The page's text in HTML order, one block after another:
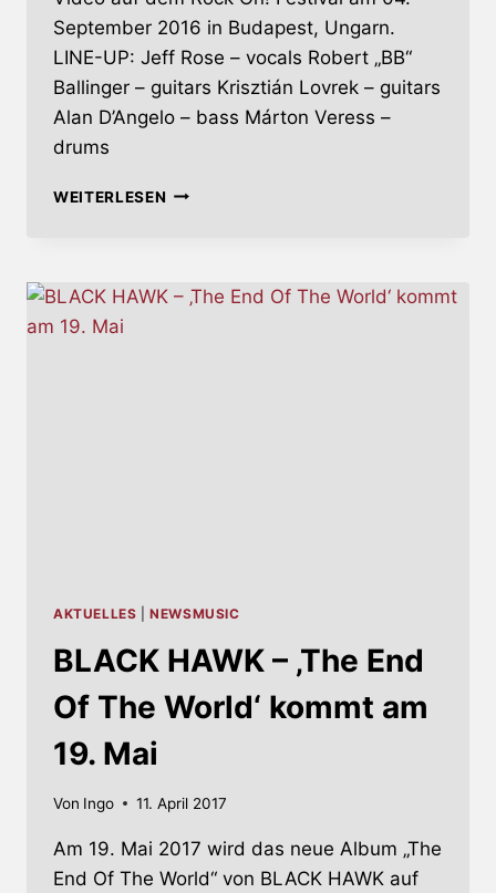
September 2016 in Budapest, Ungarn.
LINE-UP: Jeff Rose – vocals Robert „BB“
Ballinger – guitars Krisztián Lovrek – guitars
Alan D’Angelo – bass Márton Veress –
drums
WEITERLESENPOWER
SINGLE
AKTUELLES |NEWSMUSIC
BLACK HAWK – ‚The End
Of The World‘ kommt am
19. Mai
Von Ingo 11. April 2017
Am 19. Mai 2017 wird das neue Album „The
End Of The World“ von BLACK HAWK auf